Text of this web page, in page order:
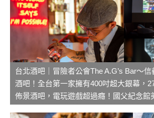
台北酒吧｜冒險者公會The A.G’s Bar～
酒吧！全台第一家擁有400吋超大銀幕，
佈景酒吧，電玩遊戲超過癮！國父紀念館